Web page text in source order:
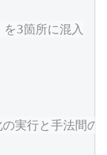
3箇所に混入
実行と手法間の